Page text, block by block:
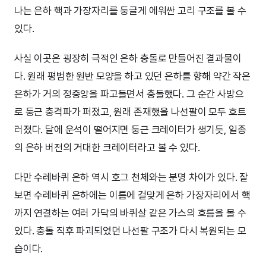
나는 은하 핵과 가장자리를 둥글게 에워싼 고리 구조를 볼 수
있다.
사실 이곳은 굉장히 극적인 은하 충돌로 만들어진 결과물이
다. 원래 평범한 원반 모양을 하고 있던 은하를 향해 약간 작은
은하가 거의 정중앙을 파고들면서 충돌했다. 그 순간 사방으
로 둥근 충격파가 퍼졌고, 원래 존재했을 나선팔이 모두 흐트
러졌다. 달에 운석이 떨어지면 둥근 크레이터가 생기듯, 일종
의 은하 버전의 거대한 크레이터라고 볼 수 있다.
다만 수레바퀴 은하 역시 호그 천체와는 분명 차이가 있다. 잘
보면 수레바퀴 은하에는 이름에 걸맞게 은하 가장자리에서 핵
까지 연결하는 여러 가닥의 바퀴살 같은 가스의 흐름을 볼 수
있다. 충돌 직후 파괴되었던 나선팔 구조가 다시 복원되는 모
습이다.